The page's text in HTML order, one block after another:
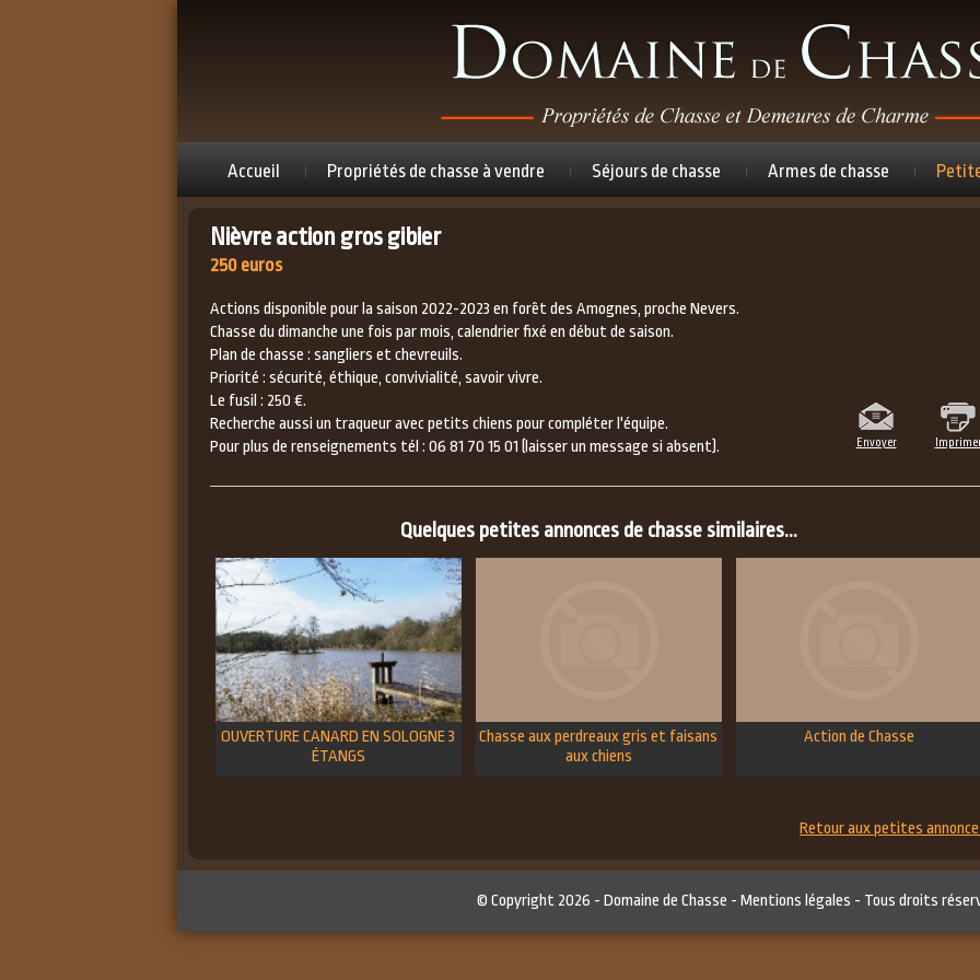
Accueil Propriétés de chasse à vendre Séjours de chasse Armes de chasse
Nièvre action gros gibier
250 euros
Actions disponible pour la saison 2022-2023 en forêt des Amognes, proche Nevers.
Chasse du dimanche une fois par mois, calendrier fixé en début de saison.
Plan de chasse : sangliers et chevreuils.
Priorité : sécurité, éthique, convivialité, savoir vivre.
Le fusil : 250 €.
Recherche aussi un traqueur avec petits chiens pour compléter l'équipe.
Pour plus de renseignements tél : 06 81 70 15 01 (laisser un message si absent).
Envoyer
Quelques petites annonces de chasse similaires...
OUVERTURE CANARD EN SOLOGNE 3
ÉTANGS
Chasse aux perdreaux gris et faisans
aux chiens
Action de Chasse
Retour aux petites
© Copyright 2026 - Domaine de Chasse - Mentions légales - Tous droits